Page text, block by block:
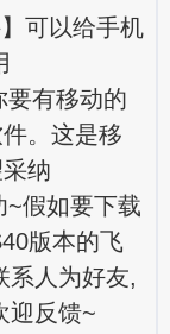
可以给手机
有移动的
。这是移
纳
假如要下载
版本的飞
系人为好友,
迎反馈~